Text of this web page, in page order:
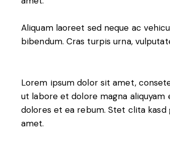
Aliquam laoreet sed neque ac
bibendum. Cras turpis urna,
Lorem ipsum dolor sit amet,
ut labore et dolore magna aliquyam
dolores et ea rebum. Stet clita
amet.